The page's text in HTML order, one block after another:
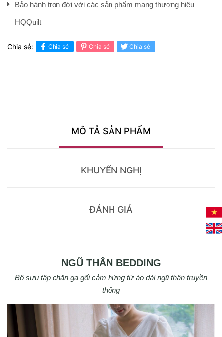
Bảo hành trọn đời với các sản phẩm mang thương hiệu
HQQuilt
Chia sẻ: Chia sẻ Chia sẻ Chia sẻ
MÔ TẢ SẢN PHẨM
KHUYẾN NGHỊ
ĐÁNH GIÁ
NGŨ THÂN BEDDING
Bộ sưu tập chăn ga gối cảm hứng từ áo dài ngũ thân truyền
thống